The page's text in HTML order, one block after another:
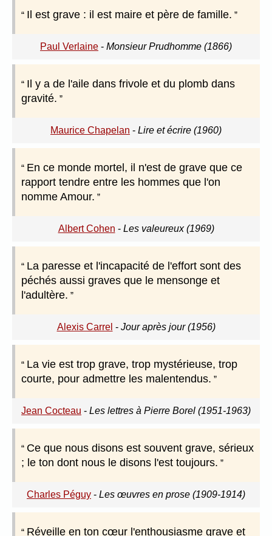
Il est grave : il est maire et père de famille.
Paul Verlaine - Monsieur Prudhomme (1866)
Il y a de l'aile dans frivole et du plomb dans
gravité.
Maurice Chapelan - Lire et écrire (1960)
En ce monde mortel, il n'est de grave que ce
rapport tendre entre les hommes que l'on
nomme Amour.
Albert Cohen - Les valeureux (1969)
La paresse et l'incapacité de l'effort sont des
péchés aussi graves que le mensonge et
l'adultère.
Alexis Carrel - Jour après jour (1956)
La vie est trop grave, trop mystérieuse, trop
courte, pour admettre les malentendus.
Jean Cocteau - Les lettres à Pierre Borel (1951-1963)
Ce que nous disons est souvent grave, sérieux
; le ton dont nous le disons l'est toujours.
Charles Péguy - Les œuvres en prose (1909-1914)
Réveille en ton cœur l'enthousiasme grave et